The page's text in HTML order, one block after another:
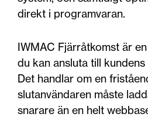
direkt i programvaran.
IWMAC Fjärråtkomst är
du kan ansluta till
Det handlar om en
slutanvändaren måste
snarare än en helt